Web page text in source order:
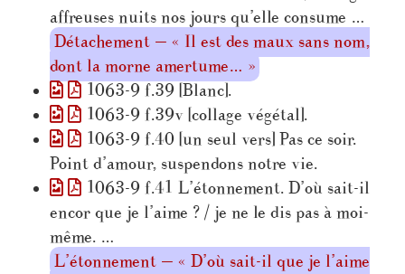
affreuses nuits nos jours qu’elle consume …
Détachement — « Il est des maux sans nom,
dont la morne amertume… »
1063-9 f.39 [Blanc].
1063-9 f.39v [collage végétal].
1063-9 f.40 [un seul vers] Pas ce soir.
Point d’amour, suspendons notre vie.
1063-9 f.41 L’étonnement. D’où sait-il
encor que je l’aime ? / je ne le dis pas à moi-
même. …
L’étonnement — « D’où sait-il que je l’aime